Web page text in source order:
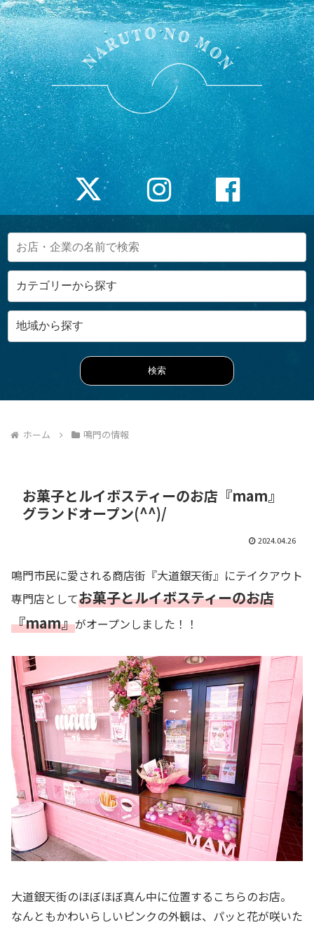
ホーム 鳴門の情報
お菓子とルイボスティーのお店『mam』
グランドオープン(^^)/
2024.04.26
鳴門市民に愛される商店街『大道銀天街』にテイクアウト
専門店としてお菓子とルイボスティーのお店
『mam』がオープンしました！！
大道銀天街のほぼほぼ真ん中に位置するこちらのお店。
なんともかわいらしいピンクの外観は、パッと花が咲いた